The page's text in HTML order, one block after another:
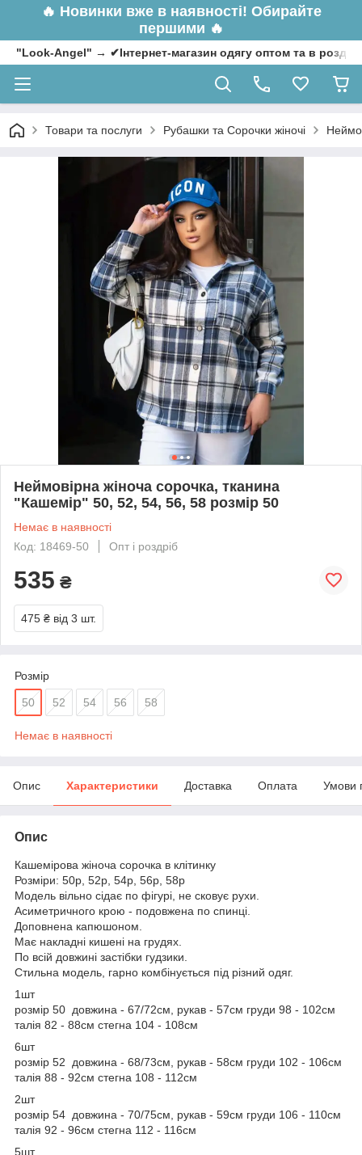
🔥 Новинки вже в наявності! Обирайте
першими 🔥
"Look-Angel" → ✔Інтернет-магазин одягу оптом та в
Товари та послуги Рубашки та Сорочки жіночі
Неймовірна жіноча сорочка, тканина
"Кашемір" 50, 52, 54, 56, 58 розмір 50
Немає в наявності
Код: 18469-50
Опт і роздріб
535 ₴
475 ₴ від 3 шт.
Розмір
50 52 54 56 58
Немає в наявності
Опис Характеристики Доставка Оплата Умови
Опис
Кашемірова жіноча сорочка в клітинку
Розміри: 50р, 52р, 54р, 56р, 58р
Модель вільно сідає по фігурі, не сковує рухи.
Асиметричного крою - подовжена по спинці.
Доповнена капюшоном.
Має накладні кишені на грудях.
По всій довжині застібки гудзики.
Стильна модель, гарно комбінується під різний одяг.
1шт
розмір 50 довжина - 67/72см, рукав - 57см груди 98 - 102см
талія 82 - 88см стегна 104 - 108см
6шт
розмір 52 довжина - 68/73см, рукав - 58см груди 102 - 106см
талія 88 - 92см стегна 108 - 112см
2шт
розмір 54 довжина - 70/75см, рукав - 59см груди 106 - 110см
талія 92 - 96см стегна 112 - 116см
5шт